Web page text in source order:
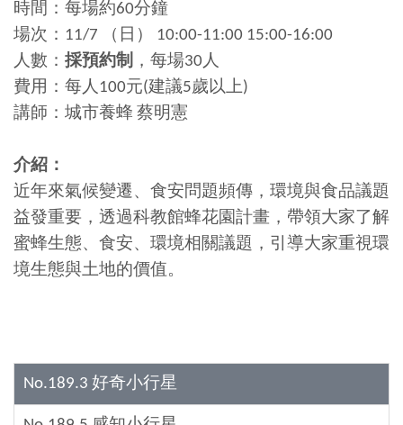
時間：每場約60分鐘
場次：11/7 （日） 10:00-11:00 15:00-16:00
人數： 採預約制 ，每場30人
費用：每人100元(建議5歲以上)
講師：城市養蜂 蔡明憲
介紹：
近年來氣候變遷、食安問題頻傳，環境與食品議題
益發重要，透過科教館蜂花園計畫，帶領大家了解
蜜蜂生態、食安、環境相關議題，引導大家重視環
境生態與土地的價值。
No.189.3 好奇小行星